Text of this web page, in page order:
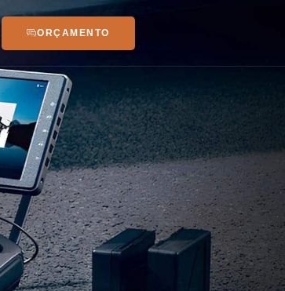
ORÇAMENTO